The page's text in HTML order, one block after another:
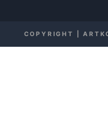
COPYRIGHT |